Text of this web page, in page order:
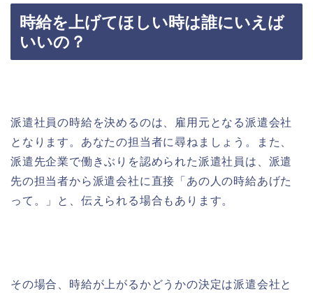
時給を上げてほしい時は誰にいえば
いいの？
派遣社員の時給を決めるのは、雇用元となる派遣会社
となります。あなたの担当者に尋ねましょう。また、
派遣先企業で働きぶりを認められた派遣社員は、派遣
先の担当者から派遣会社に直接「あの人の時給あげた
って。」と、伝えられる場合もあります。
その場合、時給が上がるかどうかの決定は派遣会社と